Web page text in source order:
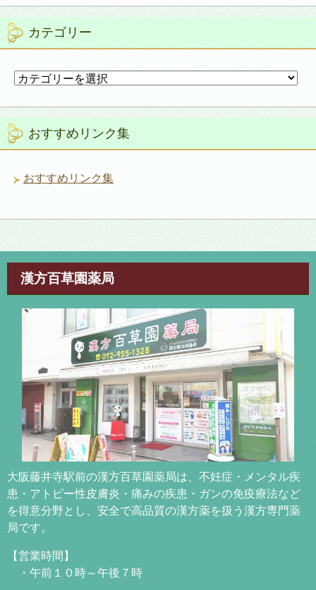
カテゴリー
カ
ゴ
リ
ー おすすめリンク集
おすすめリンク集
漢方百草園薬局
大阪藤井寺駅前の漢方百草園薬局は、不妊症・メンタル疾
患・アトピー性皮膚炎・痛みの疾患・ガンの免疫療法など
を得意分野とし、安全で高品質の漢方薬を扱う漢方専門薬
局です。
【営業時間】
・午前１０時～午後７時